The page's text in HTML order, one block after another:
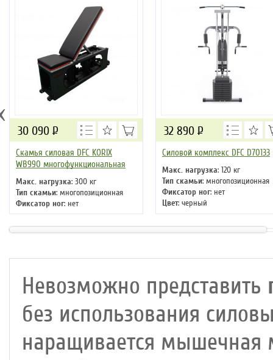
Скамья силовая DFC KORIX
WB990 многофункциональная
Макс. нагрузка: 300 кг
Тип скамьи: многопозиционная
Фиксатор ног: нет
Цвет: черный
30 090 Р
Силовой комплекс DFC D70133
Макс. нагрузка: 120 кг
Тип скамьи: многопозиционная
Фиксатор ног: нет
Цвет: черный
32 890 Р
Невозможно представить
без использования
наращивается мышечная